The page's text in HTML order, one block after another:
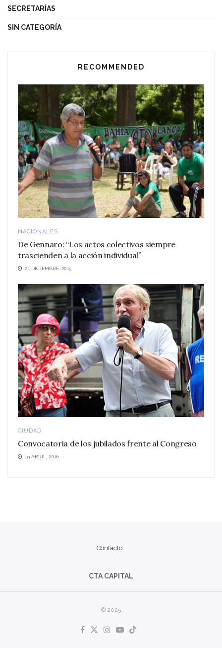
SECRETARÍAS
SIN CATEGORÍA
RECOMMENDED
NACIONALES
De Gennaro: “Los actos colectivos siempre
trascienden a la acción individual”
21 DICIEMBRE, 2015
CIUDAD
Convocatoria de los jubilados frente al Congreso
19 ABRIL, 2016
Contacto
CTA CAPITAL
© 2025